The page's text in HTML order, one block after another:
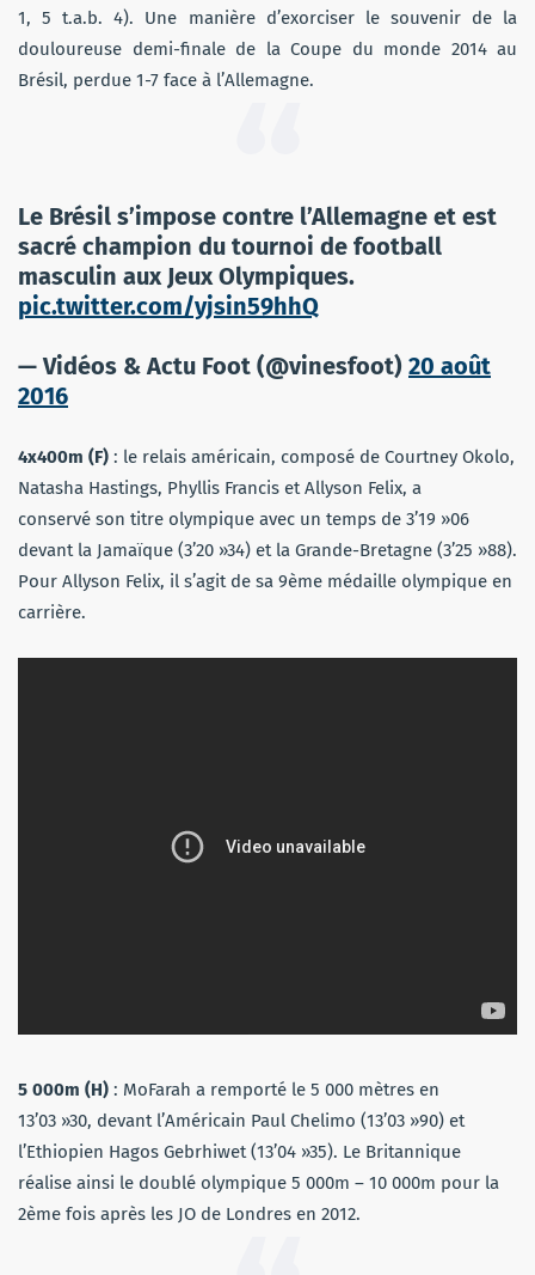
1, 5 t.a.b. 4). Une manière d’exorciser le souvenir de la
douloureuse demi-finale de la Coupe du monde 2014 au
Brésil, perdue 1-7 face à l’Allemagne.
Le Brésil s’impose contre l’Allemagne et est
sacré champion du tournoi de football
masculin aux Jeux Olympiques.
pic.twitter.com/yjsin59hhQ
— Vidéos & Actu Foot (@vinesfoot) 20 août
2016
4x400m (F) : le relais américain, composé de Courtney Okolo,
Natasha Hastings, Phyllis Francis et Allyson Felix, a
conservé son titre olympique avec un temps de 3’19 »06
devant la Jamaïque (3’20 »34) et la Grande-Bretagne (3’25 »88).
Pour Allyson Felix, il s’agit de sa 9ème médaille olympique en
carrière.
5 000m (H) : MoFarah a remporté le 5 000 mètres en
13’03 »30, devant l’Américain Paul Chelimo (13’03 »90) et
l’Ethiopien Hagos Gebrhiwet (13’04 »35). Le Britannique
réalise ainsi le doublé olympique 5 000m – 10 000m pour la
2ème fois après les JO de Londres en 2012.